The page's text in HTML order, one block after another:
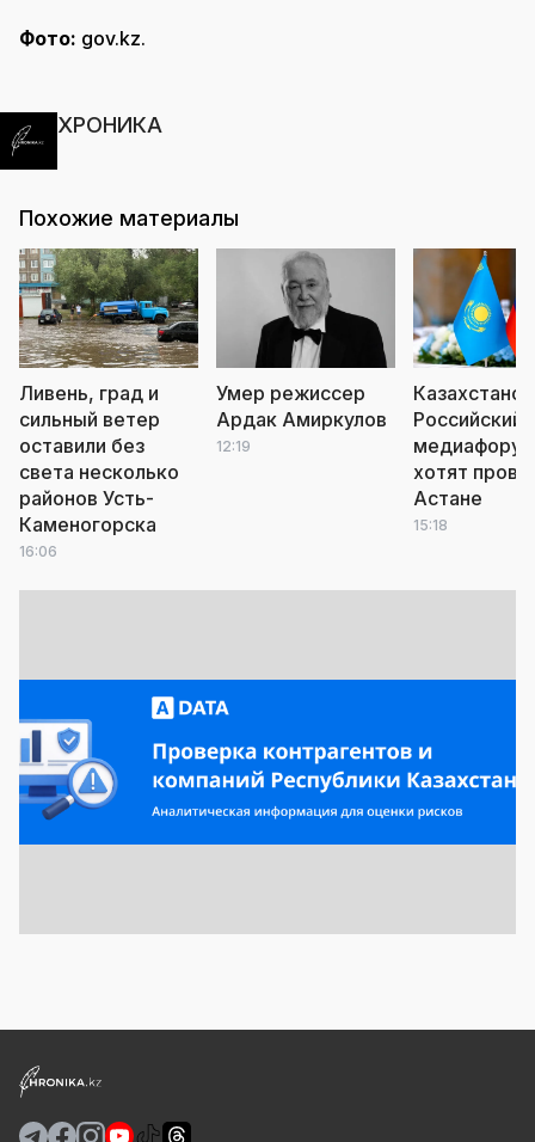
Фото: gov.kz.
ХРОНИКА
Похожие материалы
Ливень, град и
сильный ветер
оставили без
света несколько
районов Усть-
Каменогорска
16:06
Умер режиссер
Ардак Амиркулов
12:19
Российский
медиафорум
хотят
Астане
15:18